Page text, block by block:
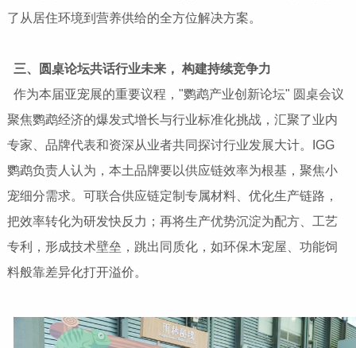
了从居住环境到营养供给的全方位解决方案。
三、圆桌论坛共话行业未来， 构建持续竞争力
作为本届亚宠展的重要议程，"鹦鹉产业创新论坛" 圆桌会议
聚焦鹦鹉经济的爆发式增长与行业标准化挑战，汇聚了业内
专家、品牌代表和资深从业者共同探讨行业发展大计。IGG
鹦鹉负责人认为，本土品牌要以供应链效率为根基，聚焦小
宠细分需求。可联合供应链定制专属材料、优化生产链路，
把效率转化为研发快反力；再将生产优势沉淀为配方、工艺
专利，形成技术壁垒，跳出同质化，如环保木宠屋、功能饲
料般靠差异化打开溢价。